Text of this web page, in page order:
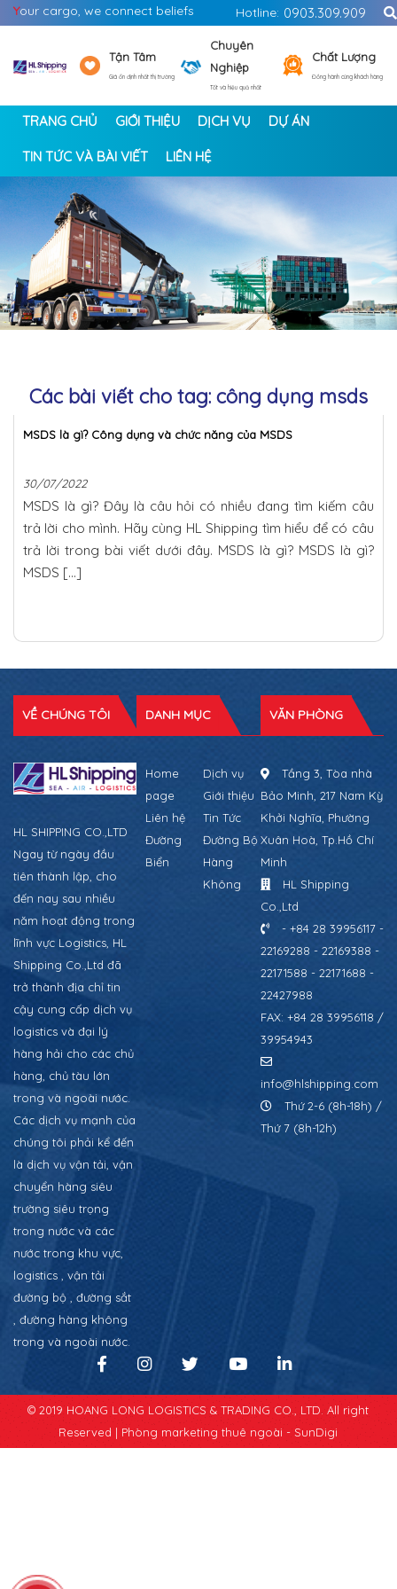
Your cargo, we connect beliefs Hotline: 0903.309.909
Tận Tâm
Giá ổn định nhất thị trường
Chuyên
Nghiệp
Tốt và hiệu quả nhất
Chất Lượng
Đồng hành cùng khách hàng
TRANG CHỦ GIỚI THIỆU DỊCH VỤ DỰ ÁN
TIN TỨC VÀ BÀI VIẾT LIÊN HỆ
< >
Các bài viết cho tag: công dụng msds
MSDS là gì? Công dụng và chức năng của MSDS
30/07/2022
MSDS là gì? Đây là câu hỏi có nhiều đang tìm kiếm câu
trả lời cho mình. Hãy cùng HL Shipping tìm hiểu để có câu
trả lời trong bài viết dưới đây. MSDS là gì? MSDS là gì?
MSDS […]
VỀ CHÚNG TÔI
HL SHIPPING CO.,LTD
Ngay từ ngày đầu
tiên thành lập, cho
đến nay sau nhiều
năm hoạt động trong
lĩnh vực Logistics, HL
Shipping Co.,Ltd đã
trở thành địa chỉ tin
cậy cung cấp dịch vụ
logistics và đại lý
hàng hải cho các chủ
hàng, chủ tàu lớn
trong và ngoài nước.
Các dịch vụ mạnh của
chúng tôi phải kể đến
là dịch vụ vận tải, vận
chuyển hàng siêu
trường siêu trọng
trong nước và các
nước trong khu vực,
logistics , vận tải
đường bộ , đường sắt
, đường hàng không
trong và ngoài nước.
DANH MỤC
Home
page
Dịch vụ
Giới thiệu
Liên hệ
Tin Tức
Đường
Biển
Đường Bộ
Hàng
Không
VĂN PHÒNG
Tầng 3, Tòa nhà
Bảo Minh, 217 Nam Kỳ
Khởi Nghĩa, Phường
Xuân Hoà, Tp.Hồ Chí
Minh
HL Shipping
Co.,Ltd
- +84 28 39956117 -
22169288 - 22169388 -
22171588 - 22171688 -
22427988
FAX: +84 28 39956118 /
39954943
info@hlshipping.com
Thứ 2-6 (8h-18h) /
Thứ 7 (8h-12h)
© 2019 HOANG LONG LOGISTICS & TRADING CO., LTD. All right
Reserved | Phòng marketing thuê ngoài - SunDigi